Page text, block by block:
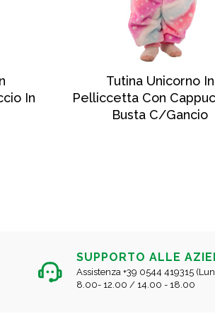
In
Tutina Unicorno In
Pelliccetta Con
Busta C/gancio
SUPPORTO ALLE
Assistenza +39 0544 419315
8.00- 12.00 / 14.00 - 18.00